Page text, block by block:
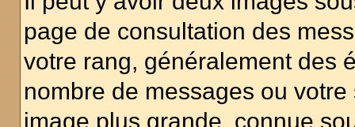
page de consultation des
votre rang, généralement des
nombre de messages ou
image plus grande, connue